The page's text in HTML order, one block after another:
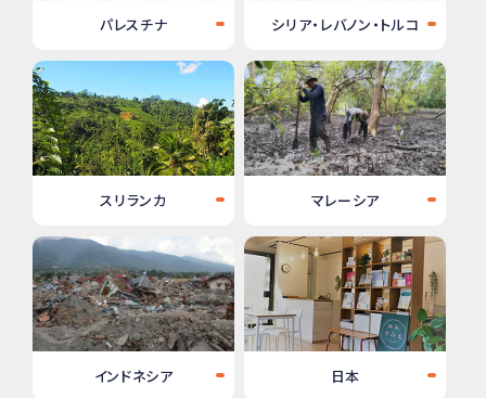
パレスチナ シリア・レバノン・トルコ
スリランカ マレーシア
インドネシア 日本